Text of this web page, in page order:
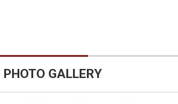
PHOTO GALLERY